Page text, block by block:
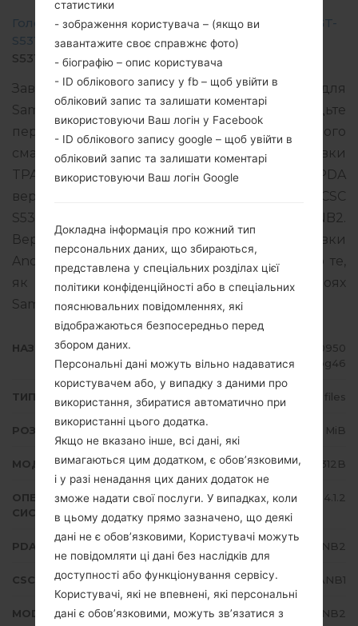
Головна →Galaxy Pocket Neo Duos →SamsungGT-
S5312B →GT-
S5312B_TPA_1_20140312180950_euc6wipg46.zip
Завантажте останнє оновлення прошивки для
Samsung Galaxy Pocket Neo Duos, але не забудьте
перевірити, чи відповідає номер моделі вашого
смартфона вказаному GT-S5312B. Код прошивки
TPA для PANAMA. Продукт поставляється з PDA
версією S5312BVJANB2 версія CSC
S5312BUUBANB1, MODEM версия S5312BVJANB2.
Версія операційної системи даної прошивки
Android Jelly Bean 4.1.2. Повна інструкція про те,
як прошивати стокову прошивку на пристроях
Samsungтут
НАЗВА ФАЙЛУ
GT-S5312B_TPA_1_20140312180950
_euc6wipg46
ТИП ПРОШИВКИ 4 files
РОЗМІР ФАЙЛУ 530.25 MiB
МОДЕЛЬ Samsung GT-S5312B
ОПЕРАЦІЙНА
СИСТЕМА
Android Jelly Bean 4.1.2
PDA/AP ВЕРСІЯ S5312BVJANB2
CSC ВЕРСІЯ S5312BUUBANB1
MODEM/CP ВЕРСІЯ S5312BVJANB2
статистики
- зображення користувача – (якщо ви
завантажите своє справжнє фото)
- біографію – опис користувача
- ID облікового запису у fb – щоб увійти в
обліковий запис та залишати коментарі
використовуючи Ваш логін у Facebook
- ID облікового запису google – щоб увійти в
обліковий запис та залишати коментарі
використовуючи Ваш логін Google
Докладна інформація про кожний тип
персональних даних, що збираються,
представлена у спеціальних розділах цієї
політики конфіденційності або в спеціальних
пояснювальних повідомленнях, які
відображаються безпосередньо перед
збором даних.
Персональні дані можуть вільно надаватися
користувачем або, у випадку з даними про
використання, збиратися автоматично при
використанні цього додатка.
Якщо не вказано інше, всі дані, які
вимагаються цим додатком, є обов’язковими,
і у разі ненадання цих даних додаток не
зможе надати свої послуги. У випадках, коли
в цьому додатку прямо зазначено, що деякі
дані не є обов’язковими, Користувачі можуть
не повідомляти ці дані без наслідків для
доступності або функціонування сервісу.
Користувачі, які не впевнені, які персональні
дані є обов’язковими, можуть зв’язатися з